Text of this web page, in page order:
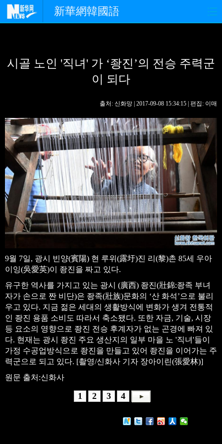
新華網韓國語
경제 사회 포토
핫 TV
생생 중국어
시골 노인 '직녀' 가 ‘좡진’의 전승 주력군
이 되다
출처: 신화망 | 2017-09-08 15:34:15 | 편집: 이매
9월 7일, 광시 빈양(賓陽) 현 루위(露圩)진 리(黎)촌 85세 우아
이잉(吳愛英)이 좡진을 짜고 있다.
유구한 역사를 가지고 있는 광시 (廣西) 좡진(壯錦:좡족 부녀
자가 손으로 짠 비단)은 좡족(壯族)문화의 ‘산 화석’으로 불리
우고 있다. 지금 젊은 세대의 생활방식에 변화가 생겨 전통적
인 좡진 용품 소비도 따라서 축소됐다. 또한 자금, 기술, 시장
등 요소의 영향으로 좡진 전승 후계자가 없는 곤경에 빠져 있
다. 현재는 광시 좡진 주요 생산지의 일부 마을 노 '직녀'들이
가정 수공업방식으로 좡진을 만들고 있어 좡진을 이어가는 주
력군으로 되고 있다. [촬영/신화사 기자 장아이린(張愛林)]
원문 출처:신화사
1 2 3 4